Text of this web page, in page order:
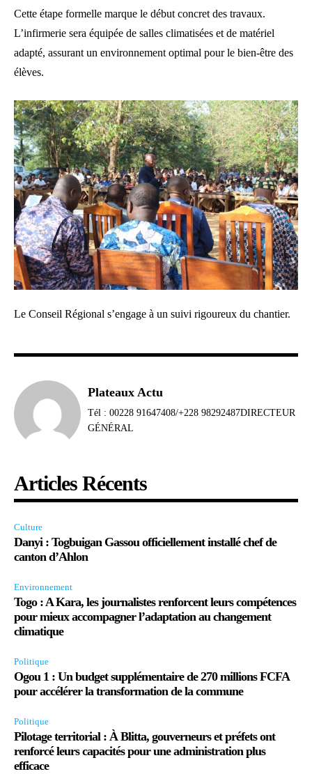
Cette étape formelle marque le début concret des travaux.
L’infirmerie sera équipée de salles climatisées et de matériel
adapté, assurant un environnement optimal pour le bien-être des
élèves.
Le Conseil Régional s’engage à un suivi rigoureux du chantier.
Plateaux Actu
Tél : 00228 91647408/+228 98292487DIRECTEUR
GÉNÉRAL
Articles Récents
Culture
Danyi : Togbuigan Gassou officiellement installé chef de
canton d’Ahlon
Environnement
Togo : A Kara, les journalistes renforcent leurs compétences
pour mieux accompagner l’adaptation au changement
climatique
Politique
Ogou 1 : Un budget supplémentaire de 270 millions FCFA
pour accélérer la transformation de la commune
Politique
Pilotage territorial : À Blitta, gouverneurs et préfets ont
renforcé leurs capacités pour une administration plus
efficace